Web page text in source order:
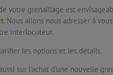
votre grenaillage est
. Nous allons nous adresser à
interlocuteur.
les options et les détails.
sur l'achat d'une nouvelle